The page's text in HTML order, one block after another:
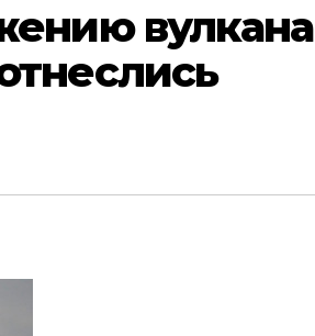
вулкана